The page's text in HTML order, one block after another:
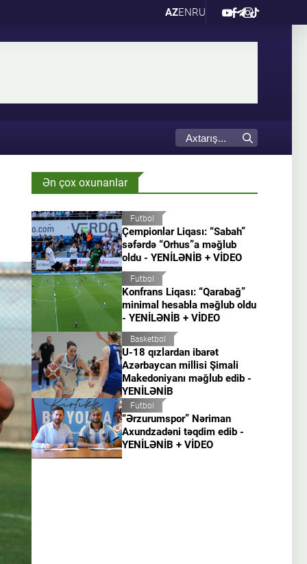
AZENRU
Ən çox oxunanlar
Futbol
Çempionlar Liqası: “Sabah”
səfərdə “Orhus”a məğlub
oldu - YENİLƏNİB + VİDEO
Futbol
Konfrans Liqası: “Qarabağ”
minimal hesabla məğlub oldu
- YENİLƏNİB + VİDEO
Basketbol
U-18 qızlardan ibarət
Azərbaycan millisi Şimali
Makedoniyanı məğlub edib -
YENİLƏNİB
Futbol
“Ərzurumspor” Nəriman
Axundzadəni təqdim edib -
YENİLƏNİB + VİDEO